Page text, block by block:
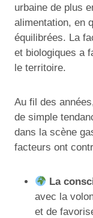
urbaine de plus
alimentation, en
équilibrées. La
et biologiques a
le territoire.
Au fil des
de simple
dans la scène
facteurs ont
La
avec la
et de